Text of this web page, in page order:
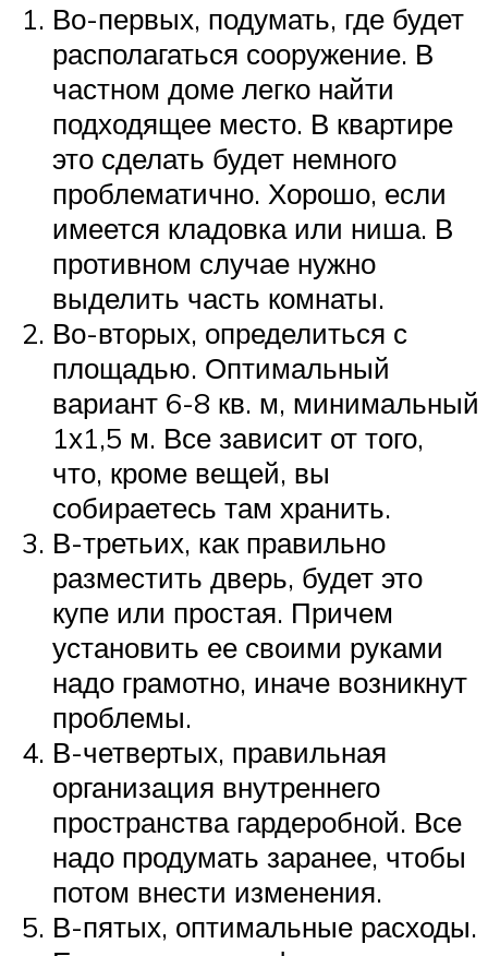
Во-первых, подумать, где будет
располагаться сооружение. В
частном доме легко найти
подходящее место. В квартире
это сделать будет немного
проблематично. Хорошо, если
имеется кладовка или ниша. В
противном случае нужно
выделить часть комнаты.
Во-вторых, определиться с
площадью. Оптимальный
вариант 6-8 кв. м, минимальный
1х1,5 м. Все зависит от того,
что, кроме вещей, вы
собираетесь там хранить.
В-третьих, как правильно
разместить дверь, будет это
купе или простая. Причем
установить ее своими руками
надо грамотно, иначе возникнут
проблемы.
В-четвертых, правильная
организация внутреннего
пространства гардеробной. Все
надо продумать заранее, чтобы
потом внести изменения.
В-пятых, оптимальные расходы.